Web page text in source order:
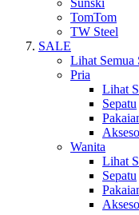
Sunski
TomTom
TW Steel
SALE
Lihat Semua
Pria
Lihat
Sepatu
Wanita
Lihat
Sepatu